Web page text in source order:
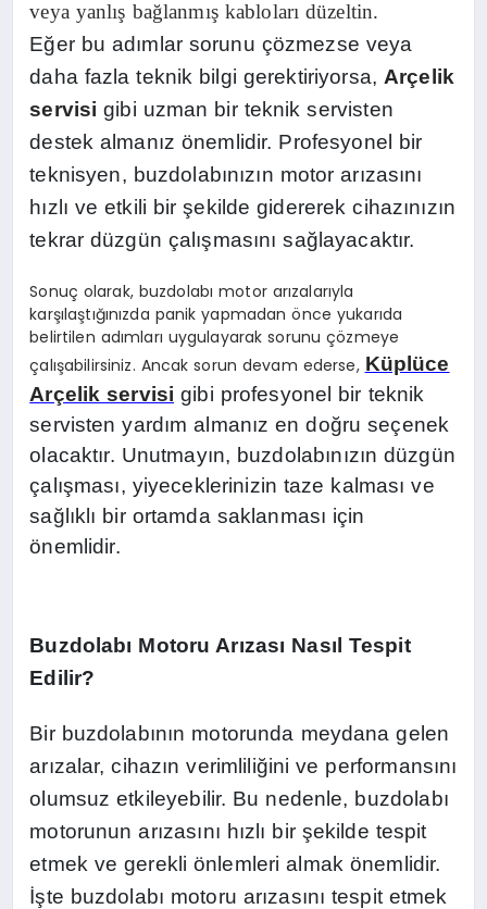
veya yanlış bağlanmış kabloları düzeltin.
Eğer bu adımlar sorunu çözmezse veya
daha fazla teknik bilgi gerektiriyorsa, Arçelik
servisi gibi uzman bir teknik servisten
destek almanız önemlidir. Profesyonel bir
teknisyen, buzdolabınızın motor arızasını
hızlı ve etkili bir şekilde gidererek cihazınızın
tekrar düzgün çalışmasını sağlayacaktır.
Sonuç olarak, buzdolabı motor arızalarıyla
karşılaştığınızda panik yapmadan önce yukarıda
belirtilen adımları uygulayarak sorunu çözmeye
çalışabilirsiniz. Ancak sorun devam ederse, Küplüce
Arçelik servisi gibi profesyonel bir teknik
servisten yardım almanız en doğru seçenek
olacaktır. Unutmayın, buzdolabınızın düzgün
çalışması, yiyeceklerinizin taze kalması ve
sağlıklı bir ortamda saklanması için
önemlidir.
Buzdolabı Motoru Arızası Nasıl Tespit
Edilir?
Bir buzdolabının motorunda meydana gelen
arızalar, cihazın verimliliğini ve performansını
olumsuz etkileyebilir. Bu nedenle, buzdolabı
motorunun arızasını hızlı bir şekilde tespit
etmek ve gerekli önlemleri almak önemlidir.
İşte buzdolabı motoru arızasını tespit etmek